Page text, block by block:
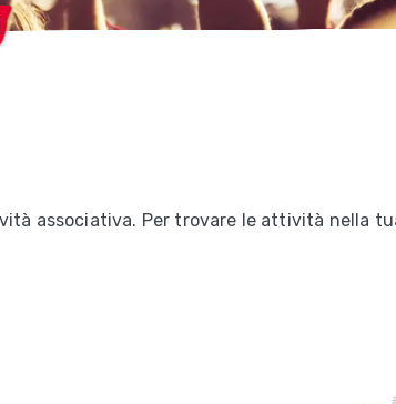
associativa. Per trovare le attività nella